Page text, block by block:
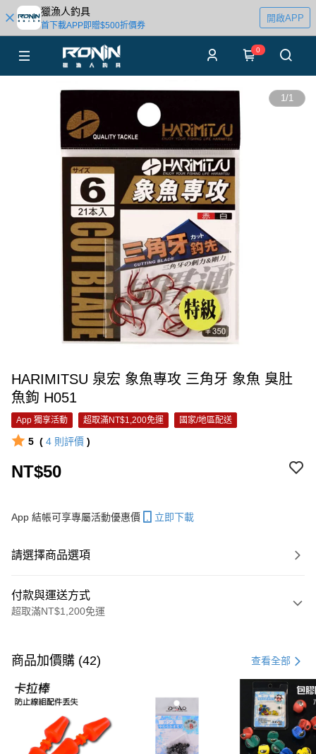
獵漁人釣具
首下載APP即贈$500折價券
開啟APP
0
1/1
HARIMITSU 泉宏 象魚專攻 三角牙 象魚 臭肚
魚鉤 H051
App 獨享活動 超取滿NT$1,200免運 國家/地區配送
5 ( 4 則評價 )
NT$50
App 結帳可享專屬活動優惠價 立即下載
請選擇商品選項
付款與運送方式
超取滿NT$1,200免運
信用卡一次付款
信用卡分期付款
3 期 0 利率 每期 21家銀行
合作金庫商業銀行
第一商業銀行
華南商業銀行
彰化商業銀行
超商取貨付款
商品加價購 (42) 查看全部